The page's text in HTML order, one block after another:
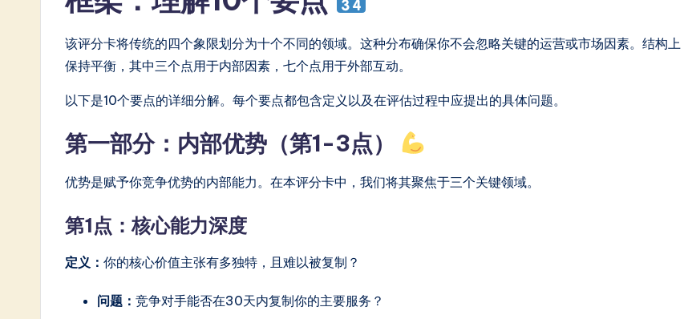
ft
w
In
该评分卡将传统的四个象限划分为十个不同的领域。这种分布确保你不会忽略关键的运营或市场因素。结构上
保持平衡，其中三个点用于内部因素，七个点用于外部互动。
以下是10个要点的详细分解。每个要点都包含定义以及在评估过程中应提出的具体问题。
第一部分：内部优势（第1-3点）
优势是赋予你竞争优势的内部能力。在本评分卡中，我们将其聚焦于三个关键领域。
第1点：核心能力深度
定义： 你的核心价值主张有多独特，且难以被复制？
问题： 竞争对手能否在30天内复制你的主要服务？